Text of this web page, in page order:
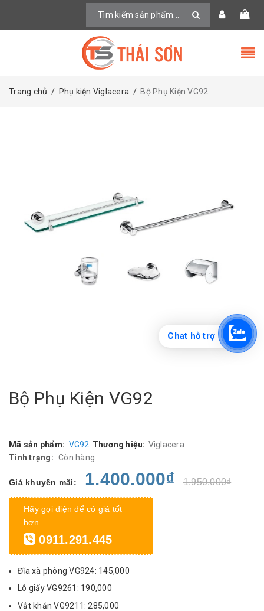
Trang chủ / Phụ kiện Viglacera / Bộ Phụ Kiện VG92
Bộ Phụ Kiện VG92
Mã sản phẩm: VG92 Thương hiệu: Viglacera
Tình trạng: Còn hàng
Giá khuyến mãi: 1.400.000₫ 1.950.000₫
Hãy gọi điện để có giá tốt
hơn
0911.291.445
Đĩa xà phòng VG924: 145,000
Lô giấy VG9261: 190,000
Vắt khăn VG9211: 285,000
Chat hỗ trợ